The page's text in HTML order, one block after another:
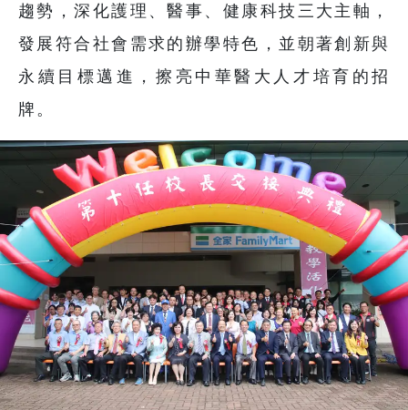
趨勢，深化護理、醫事、健康科技三大主軸，
發展符合社會需求的辦學特色，並朝著創新與
永續目標邁進，擦亮中華醫大人才培育的招
牌。